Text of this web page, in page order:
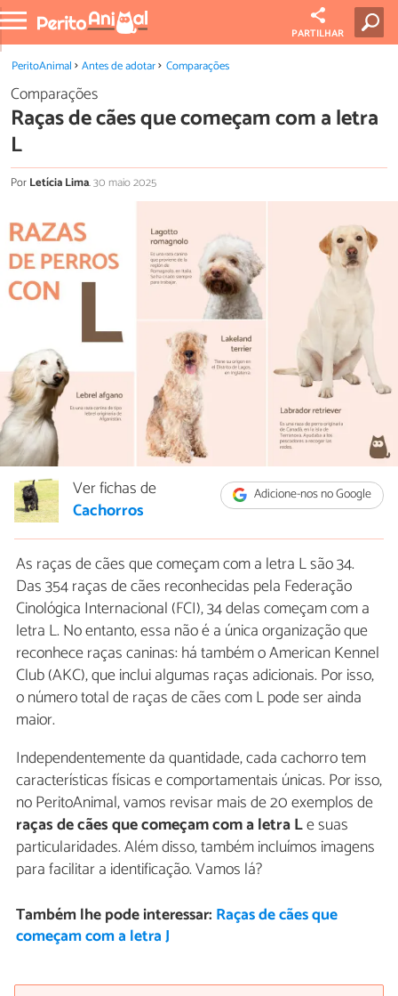
PARTILHAR
PeritoAnimal Antes de adotar Comparações
Comparações
Raças de cães que começam com a letra
L
PorLetícia Lima.30 maio 2025
Adicione-nos no Google
Ver fichas de
Cachorros
As raças de cães que começam com a letra L são 34.
Das 354 raças de cães reconhecidas pela Federação
Cinológica Internacional (FCI), 34 delas começam com a
letra L. No entanto, essa não é a única organização que
reconhece raças caninas: há também o American Kennel
Club (AKC), que inclui algumas raças adicionais. Por isso,
o número total de raças de cães com L pode ser ainda
maior.
Independentemente da quantidade, cada cachorro tem
características físicas e comportamentais únicas. Por isso,
no PeritoAnimal, vamos revisar mais de 20 exemplos de
raças de cães que começam com a letra Le suas
particularidades. Além disso, também incluímos imagens
para facilitar a identificação. Vamos lá?
Também lhe pode interessar: Raças de cães que
começam com a letra J